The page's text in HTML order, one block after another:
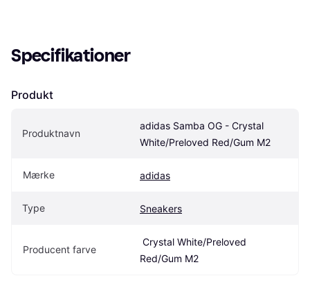
Specifikationer
Produkt
Produktnavn
adidas Samba OG - Crystal
White/Preloved Red/Gum M2
Mærke adidas
Type Sneakers
Producent farve
Red/Gum M2